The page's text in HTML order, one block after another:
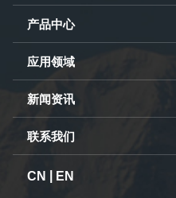
产品中心
应用领域
新闻资讯
联系我们
CN EN